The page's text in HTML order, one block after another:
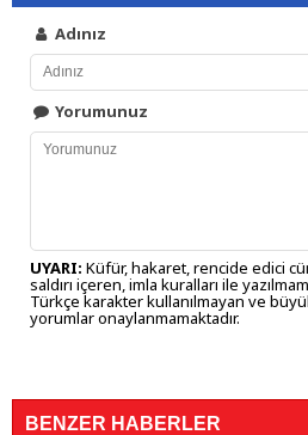
Adınız
Yorumunuz
UYARI: Küfür, hakaret, rencide edici
saldırı içeren, imla kuralları ile
Türkçe karakter kullanılmayan ve
yorumlar onaylanmamaktadır.
BENZER HABERLER